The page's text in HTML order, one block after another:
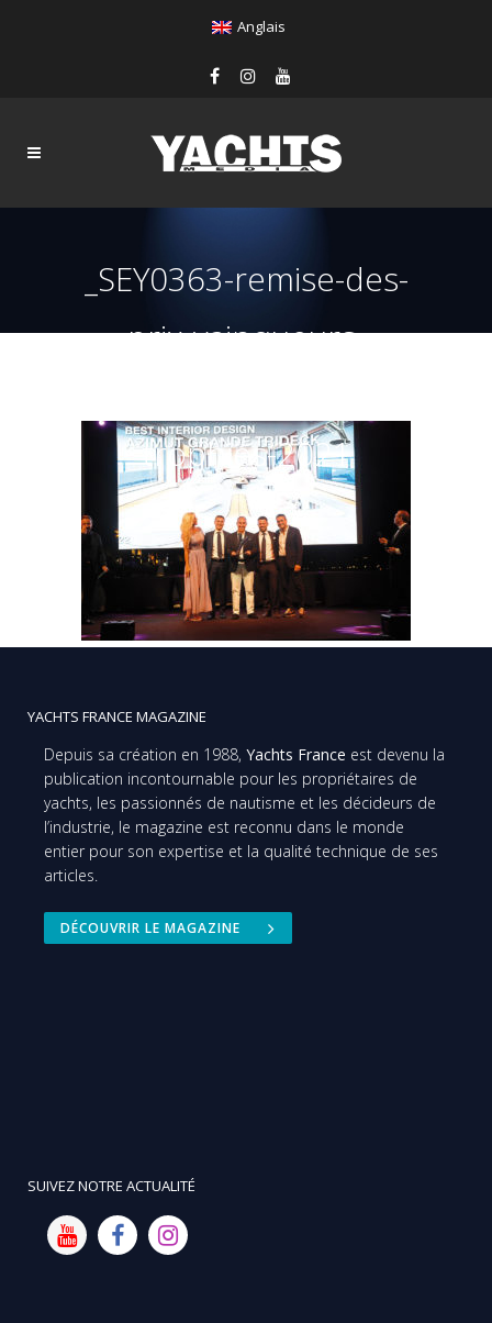
Anglais
_SEY0363-remise-des-
prix-vainqueurs-
trophies-2021
YACHTS FRANCE MAGAZINE
Depuis sa création en 1988, Yachts France est devenu la
publication incontournable pour les propriétaires de
yachts, les passionnés de nautisme et les décideurs de
l’industrie, le magazine est reconnu dans le monde
entier pour son expertise et la qualité technique de ses
articles.
DÉCOUVRIR LE MAGAZINE
SUIVEZ NOTRE ACTUALITÉ